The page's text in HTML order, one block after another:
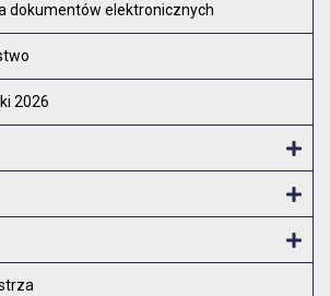
dokumentów elektronicznych
2026